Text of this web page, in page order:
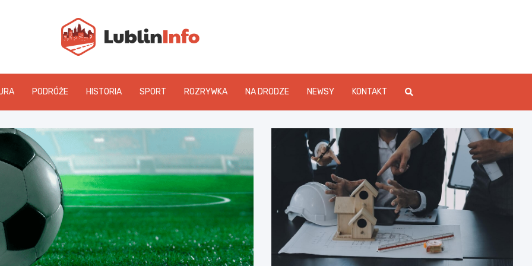
PODRÓŻE HISTORIA SPORT ROZRYWKA NA DRODZE NEWSY KONTAKT